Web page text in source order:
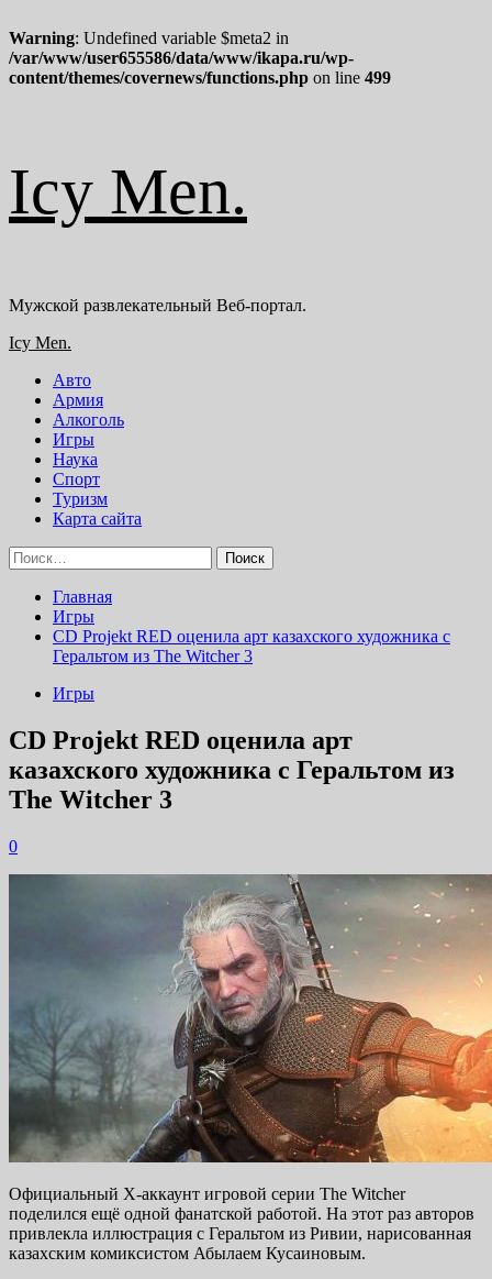
Warning: Undefined variable $meta2 in
/var/www/user655586/data/www/ikapa.ru/wp-
content/themes/covernews/functions.php on line 499
содержимому
Icy Men.
Мужской развлекательный Веб-портал.
Основное
Icy Men.
Авто
Армия
Алкоголь
Игры
Наука
Спорт
Туризм
Карта сайта
Найти:
Главная
Игры
CD Projekt RED оценила арт казахского художника с
Геральтом из The Witcher 3
Игры
CD Projekt RED оценила арт
казахского художника с Геральтом из
The Witcher 3
0
Официальный X-аккаунт игровой серии The Witcher
поделился ещё одной фанатской работой. На этот раз авторов
привлекла иллюстрация с Геральтом из Ривии, нарисованная
казахским комиксистом Абылаем Кусаиновым.